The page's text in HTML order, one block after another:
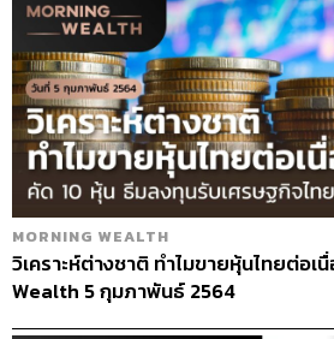
MORNING WEALTH
วิเคราะห์ต่างชาติ ทำไมขายหุ้นไทยต่อเ
Wealth 5 กุมภาพันธ์ 2564